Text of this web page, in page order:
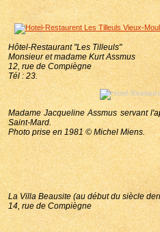
Hôtel-Restaurant "Les Tilleuls"
Monsieur et madame Kurt Assmus
12, rue de Compiègne
Tél : 23.
Madame Jacqueline Assmus servant
Saint-Mard.
Photo prise en 1981 © Michel Miens.
La Villa Beausite (au début du siècle
14, rue de Compiègne